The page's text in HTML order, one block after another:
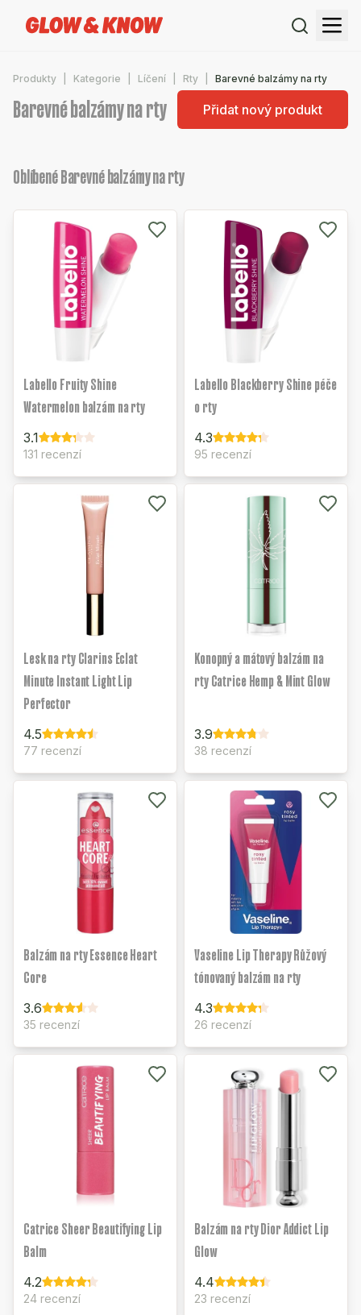
Produkty Kategorie Líčení Rty Barevné balzámy na rty
Barevné balzámy na rty Přidat nový produkt
Oblíbené Barevné balzámy na rty
Labello Fruity Shine
Watermelon balzám na rty
3.1
131 recenzí
Labello Blackberry Shine péče
o rty
4.3
95 recenzí
Lesk na rty Clarins Eclat
Minute Instant Light Lip
Perfector
4.5
77 recenzí
Konopný a mátový balzám na
rty Catrice Hemp & Mint Glow
3.9
38 recenzí
Balzám na rty Essence Heart
Core
3.6
35 recenzí
Vaseline Lip Therapy Růžový
tónovaný balzám na rty
4.3
26 recenzí
Catrice Sheer Beautifying Lip
Balm
4.2
24 recenzí
Balzám na rty Dior Addict Lip
Glow
4.4
23 recenzí